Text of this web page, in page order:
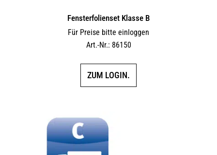
Fensterfolienset Klasse B
Für Preise bitte einloggen
Art.-Nr.: 86150
ZUM LOGIN.